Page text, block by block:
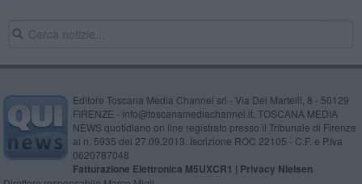
Editore Toscana Media Channel srl - Via Dei Martelli, 8 - 50129
FIRENZE - info@toscanamediachannel.it. TOSCANA MEDIA
NEWS quotidiano on line registrato presso il Tribunale di Firenze
al n. 5935 del 27.09.2013. Iscrizione ROC 22105 - C.F. e P.Iva
0620787048
Fatturazione Elettronica M5UXCR1 | Privacy Nielsen